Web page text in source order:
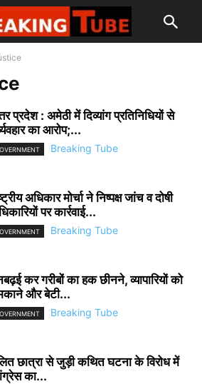
प्रदेश : अमेठी में दिव्यांग प्रतिनिधियों से
का आरोप;...
Breaking Tube
अधिकार मोर्चा ने निष्पक्ष जांच व दोषी
पर कार्रवाई...
Breaking Tube
कर गरीबों का हक छीनने, व्यापारियों को
और बेटी...
Breaking Tube
छात्रा से जुड़ी कथित घटना के विरोध में
का...